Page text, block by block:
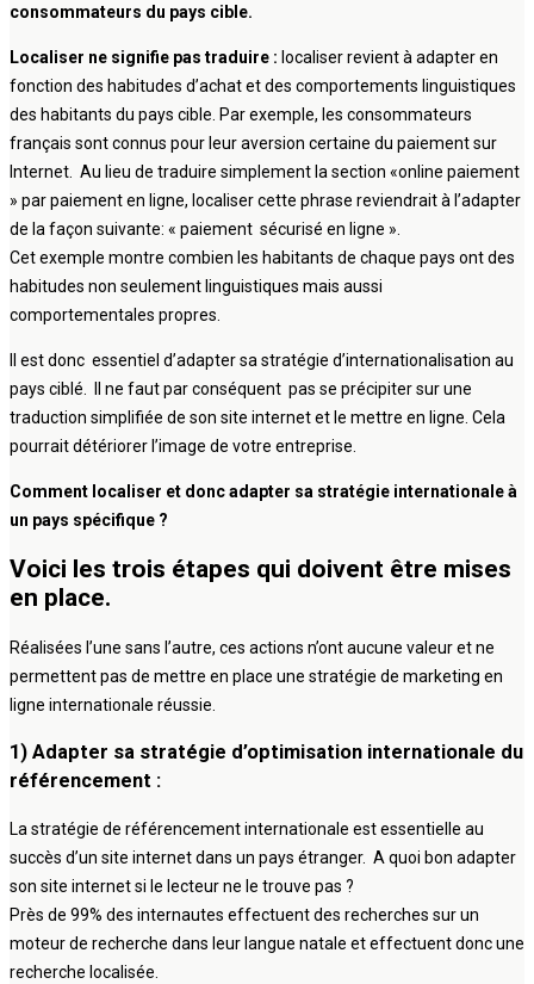
consommateurs du pays cible.
Localiser ne signifie pas traduire : localiser revient à adapter en
fonction des habitudes d’achat et des comportements linguistiques
des habitants du pays cible. Par exemple, les consommateurs
français sont connus pour leur aversion certaine du paiement sur
Internet. Au lieu de traduire simplement la section «online paiement
» par paiement en ligne, localiser cette phrase reviendrait à l’adapter
de la façon suivante: « paiement sécurisé en ligne ».
Cet exemple montre combien les habitants de chaque pays ont des
habitudes non seulement linguistiques mais aussi
comportementales propres.
Il est donc essentiel d’adapter sa stratégie d’internationalisation au
pays ciblé. Il ne faut par conséquent pas se précipiter sur une
traduction simplifiée de son site internet et le mettre en ligne. Cela
pourrait détériorer l’image de votre entreprise.
Comment localiser et donc adapter sa stratégie internationale à
un pays spécifique ?
Voici les trois étapes qui doivent être mises
en place.
Réalisées l’une sans l’autre, ces actions n’ont aucune valeur et ne
permettent pas de mettre en place une stratégie de marketing en
ligne internationale réussie.
1) Adapter sa stratégie d’optimisation internationale du
référencement :
La stratégie de référencement internationale est essentielle au
succès d’un site internet dans un pays étranger. A quoi bon adapter
son site internet si le lecteur ne le trouve pas ?
Près de 99% des internautes effectuent des recherches sur un
moteur de recherche dans leur langue natale et effectuent donc une
recherche localisée.